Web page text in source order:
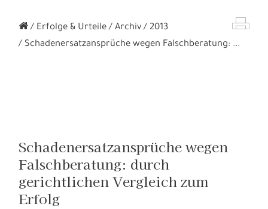
Erfolge & Urteile Archiv
2013
Schadenersatzansprüche wegen Falschberatung: ...
Schadenersatzansprüche wegen
Falschberatung: durch
gerichtlichen Vergleich zum
Erfolg